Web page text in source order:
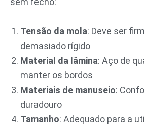
Tensão da mola: Deve ser
demasiado rígido
Material da lâmina: Aço de
manter os bordos
Materiais de manuseio:
duradouro
Tamanho: Adequado para a